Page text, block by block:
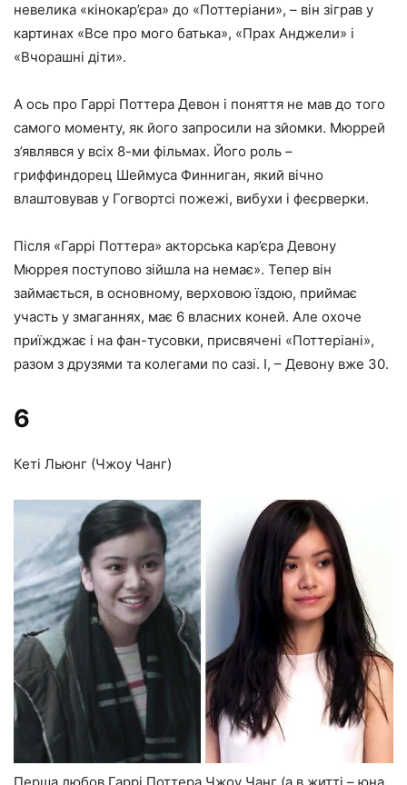
невелика «кінокар’єра» до «Поттеріани», – він зіграв у
картинах «Все про мого батька», «Прах Анджели» і
«Вчорашні діти».
А ось про Гаррі Поттера Девон і поняття не мав до того
самого моменту, як його запросили на зйомки. Мюррей
з’являвся у всіх 8-ми фільмах. Його роль –
гриффиндорец Шеймуса Финниган, який вічно
влаштовував у Гогвортсі пожежі, вибухи і феєрверки.
Після «Гаррі Поттера» акторська кар’єра Девону
Мюррея поступово зійшла на немає». Тепер він
займається, в основному, верховою їздою, приймає
участь у змаганнях, має 6 власних коней. Але охоче
приїжджає і на фан-тусовки, присвячені «Поттеріані»,
разом з друзями та колегами по сазі. І, – Девону вже 30.
6
Кеті Льюнг (Чжоу Чанг)